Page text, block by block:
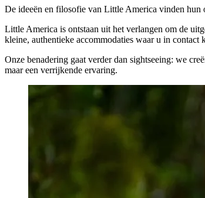
De ideeën en filosofie van Little America vinden
Little America is ontstaan uit het verlangen om de
kleine, authentieke accommodaties waar u in
Onze benadering gaat verder dan sightseeing: we
maar een verrijkende ervaring.